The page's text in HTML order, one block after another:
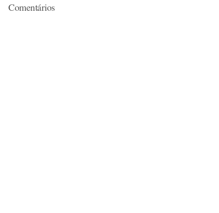
Comentários